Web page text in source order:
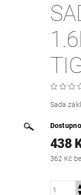
Sada
438